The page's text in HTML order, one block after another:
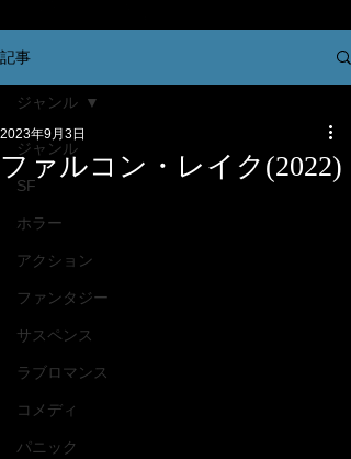
記事
ジャンル
SF
ホラー
アクション
ファンタジー
サスペンス
ラブロマンス
コメディ
パニック
ジャンル
ファルコン・レイク(2022)
2023年9月3日